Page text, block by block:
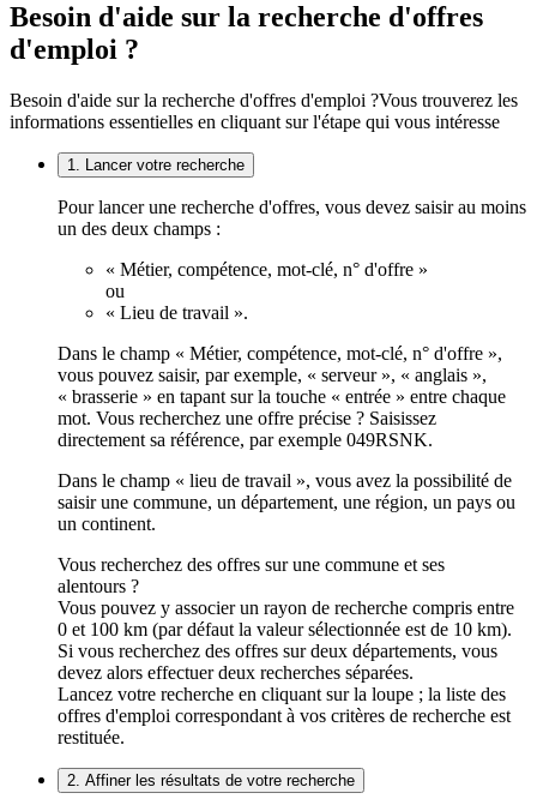
Besoin d'aide sur la recherche d'offres
d'emploi ?
Besoin d'aide sur la recherche d'offres d'emploi ?Vous trouverez les
informations essentielles en cliquant sur l'étape qui vous intéresse
1. Lancer votre recherche
Pour lancer une recherche d'offres, vous devez saisir au moins
un des deux champs :
« Métier, compétence, mot-clé, n° d'offre »
ou
« Lieu de travail ».
Dans le champ « Métier, compétence, mot-clé, n° d'offre »,
vous pouvez saisir, par exemple, « serveur », « anglais »,
« brasserie » en tapant sur la touche « entrée » entre chaque
mot. Vous recherchez une offre précise ? Saisissez
directement sa référence, par exemple 049RSNK.
Dans le champ « lieu de travail », vous avez la possibilité de
saisir une commune, un département, une région, un pays ou
un continent.
Vous recherchez des offres sur une commune et ses
alentours ?
Vous pouvez y associer un rayon de recherche compris entre
0 et 100 km (par défaut la valeur sélectionnée est de 10 km).
Si vous recherchez des offres sur deux départements, vous
devez alors effectuer deux recherches séparées.
Lancez votre recherche en cliquant sur la loupe ; la liste des
offres d'emploi correspondant à vos critères de recherche est
restituée.
2. Affiner les résultats de votre recherche